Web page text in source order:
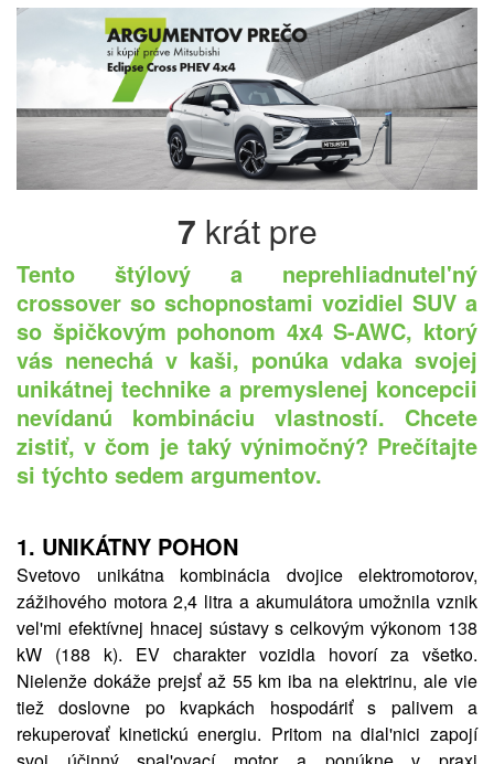
7 krát pre
Tento štýlový a neprehliadnutel'ný
crossover so schopnostami vozidiel SUV a
so špičkovým pohonom 4x4 S-AWC, ktorý
vás nenechá v kaši, ponúka vdaka svojej
unikátnej technike a premyslenej koncepcii
nevídanú kombináciu vlastností. Chcete
zistiť, v čom je taký výnimočný? Prečítajte
si týchto sedem argumentov.
1. UNIKÁTNY POHON
Svetovo unikátna kombinácia dvojice elektromotorov,
zážihového motora 2,4 litra a akumulátora umožnila vznik
vel'mi efektívnej hnacej sústavy s celkovým výkonom 138
kW (188 k). EV charakter vozidla hovorí za všetko.
Nielenže dokáže prejsť až 55 km iba na elektrinu, ale vie
tiež doslovne po kvapkách hospodáriť s palivem a
rekuperovať kinetickú energiu. Pritom na dial'nici zapojí